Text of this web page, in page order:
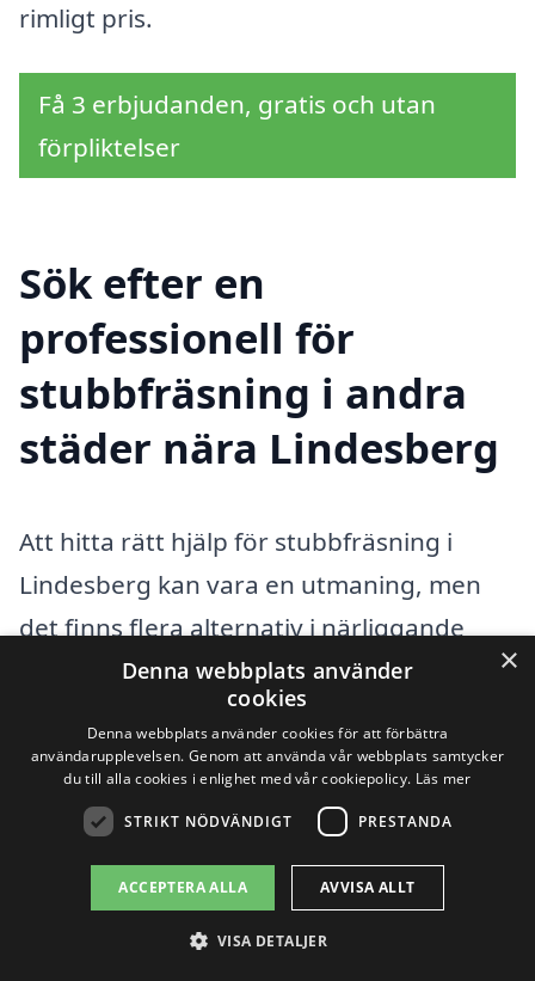
rimligt pris.
Få 3 erbjudanden, gratis och utan
förpliktelser
Sök efter en
professionell för
stubbfräsning i andra
städer nära Lindesberg
Att hitta rätt hjälp för stubbfräsning i
Lindesberg kan vara en utmaning, men
det finns flera alternativ i närliggande
städer som kan ge dig den expertis du
behöver. Stubbfräsning är en viktig
process för att ta bort trädstubbar efter
avverkning, och det kräver professionell
utrustning och erfarenhet för att utföra
arbetet på ett effektivt och säkert sätt.
Genom att söka efter tjänster i andra
×
Denna webbplats använder
cookies
Denna webbplats använder cookies för att förbättra
användarupplevelsen. Genom att använda vår webbplats samtycker
du till alla cookies i enlighet med vår cookiepolicy. Läs mer
STRIKT NÖDVÄNDIGT PRESTANDA
ACCEPTERA ALLA AVVISA ALLT
VISA DETALJER